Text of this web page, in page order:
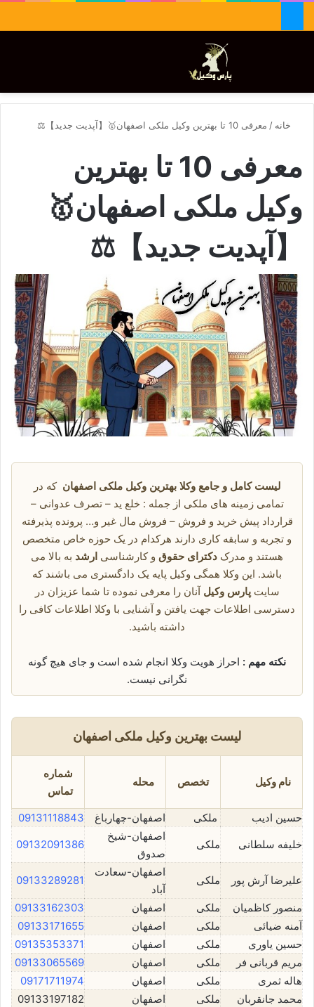
تغییر پوسته
خانه / معرفی 10 تا بهترین وکیل ملکی اصفهان🥇【آپدیت جدید】⚖️
معرفی 10 تا بهترین
وکیل ملکی اصفهان🥇
【آپدیت جدید】⚖️
لیست کامل و جامع وکلا بهترین وکیل ملکی اصفهان که در
تمامی زمینه های ملکی از جمله : خلع ید – تصرف عدوانی –
قرارداد پیش خرید و فروش – فروش مال غیر و… پرونده پذیرفته
و تجربه و سابقه کاری دارند هرکدام در یک حوزه خاص متخصص
هستند و مدرک دکترای حقوق و کارشناسی ارشد به بالا می
باشد. این وکلا همگی وکیل پایه یک دادگستری می باشند که
سایت پارس وکیل آنان را معرفی نموده تا شما عزیزان در
دسترسی اطلاعات جهت یافتن و آشنایی با وکلا اطلاعات کافی را
داشته باشید.
نکته مهم : احراز هویت وکلا انجام شده است و جای هیچ گونه
نگرانی نیست.
لیست بهترین وکیل ملکی اصفهان
نام وکیل تخصص محله
شماره
تماس
حسین ادیب
ملکی اصفهان-چهارباغ
09131118843
خلیفه سلطانی
ملکی
اصفهان-شیخ
صدوق
09132091386
علیرضا آرش پور ملکی
اصفهان-سعادت
آباد
09133289281
منصور کاظمیان ملکی اصفهان
09133162303
آمنه ضیائی
ملکی اصفهان
09133171655
حسین یاوری
ملکی اصفهان
09135353371
مریم قربانی فر
ملکی اصفهان
09133065569
هاله ثمری
ملکی اصفهان
09171711974
محمد جانقربان
ملکی اصفهان
09133197182